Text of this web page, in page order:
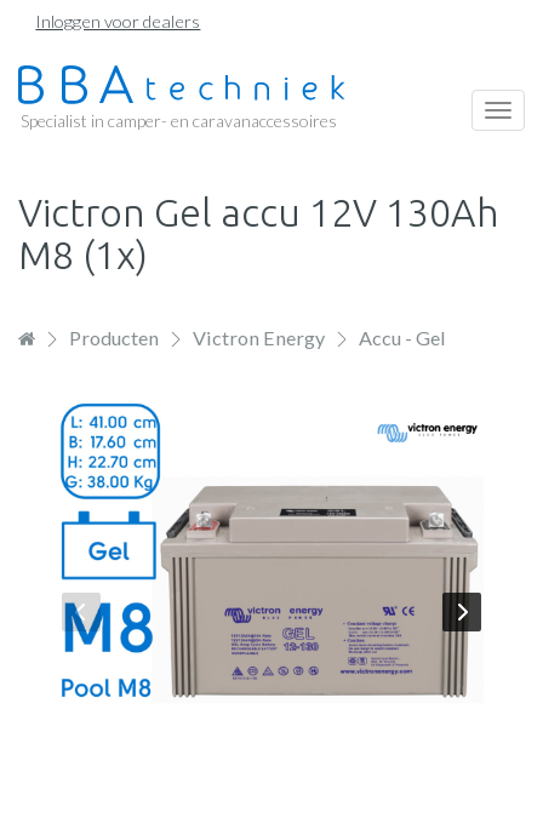
Overslaan
naar
de
Inloggen voor dealers
Specialist in camper- en caravanaccessoires
Victron Gel accu 12V 130Ah
M8 (1x)
Producten Victron Energy Accu - Gel